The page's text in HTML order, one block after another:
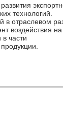
технологий.
в отраслевом
воздействия на
части